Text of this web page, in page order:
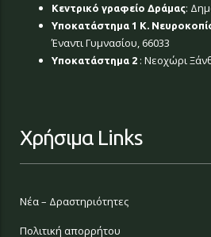
Κεντρικό γραφείο Δράμας:
Υποκατάστημα 1 Κ.
Έναντι Γυμνασίου, 66033
Υποκατάστημα 2 : Νεοχώρι
Χρήσιμα Links
Νέα – Δραστηριότητες
Πολιτική απορρήτου